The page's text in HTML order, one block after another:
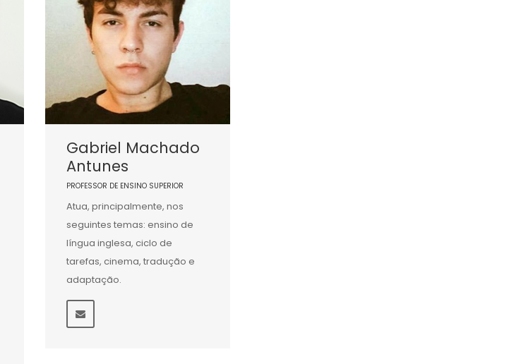
Gabriel Machado
Antunes
PROFESSOR DE ENSINO SUPERIOR
Atua, principalmente, nos
seguintes temas: ensino de
língua inglesa, ciclo de
tarefas, cinema, tradução e
adaptação.